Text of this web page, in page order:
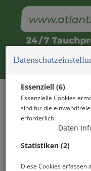
SSI Specialty
Suchen &
Essenziell (6)
Essenzielle Cookies
sind für die
erforderlich.
Daten
Statistiken (2)
Diese Cookies erfassen